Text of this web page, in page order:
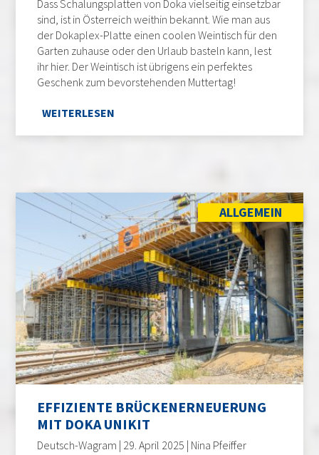
Dass Schalungsplatten von Doka vielseitig einsetzbar
sind, ist in Österreich weithin bekannt. Wie man aus
der Dokaplex-Platte einen coolen Weintisch für den
Garten zuhause oder den Urlaub basteln kann, lest
ihr hier. Der Weintisch ist übrigens ein perfektes
Geschenk zum bevorstehenden Muttertag!
WEITERLESEN
ALLGEMEIN
EFFIZIENTE BRÜCKENERNEUERUNG
MIT DOKA UNIKIT
Deutsch-Wagram | 29. April 2025 | Nina Pfeiffer